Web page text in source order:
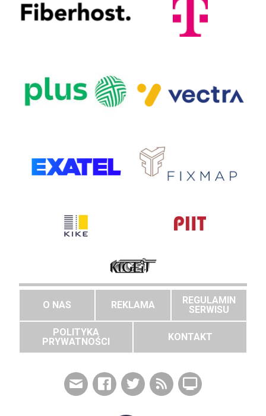
O NAS REKLAMA
REGULAMIN
SERWISU
POLITYKA
PRYWATNOŚCI
KONTAKT